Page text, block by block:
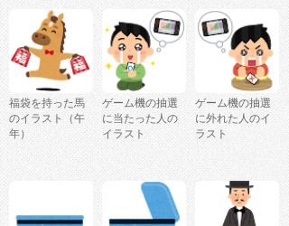
福袋を持った馬
のイラスト（午
年）
ゲーム機の抽選
に当たった人の
イラスト
ゲーム機の抽選
に外れた人のイ
ラスト